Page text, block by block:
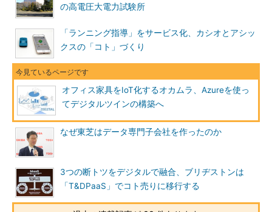
の高電圧大電力試験所
「ランニング指導」をサービス化、カシオとアシッ
クスの「コト」づくり
オフィス家具をIoT化するオカムラ、Azureを使っ
てデジタルツインの構築へ
なぜ東芝はデータ専門子会社を作ったのか
3つの断トツをデジタルで融合、ブリヂストンは
「T&DPaaS」でコト売りに移行する